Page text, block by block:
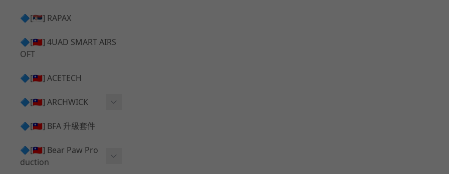
TAC-41 🔄 原廠 ⧸ 零件
HOP膠皮 ⧸ 下壓塊
件
[夢神⧸Morpheus] 不鏽鋼
內管
套件
[夢神⧸Morpheus] 碳鋼 內
🔷[🇷🇸] RAPAX
🔷[🇹🇼] 4UAD SMART AIRS
OFT
🔷[🇹🇼] ACETECH
🔷[🇹🇼] ARCHWICK
衝鋒套件 Convertion Kit
MWS 升級組件
B＆T APC9 系列產品
🔷[🇹🇼] BFA 升級套件
🔷[🇹🇼] Bear Paw Pro
duction